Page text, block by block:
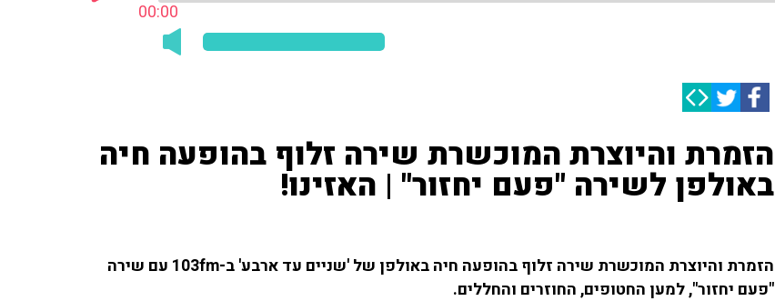
00:00
הזמרת והיוצרת המוכשרת שירה זלוף בהופעה חיה
באולפן לשירה "פעם יחזור" | האזינו!
הזמרת והיוצרת המוכשרת שירה זלוף בהופעה חיה באולפן של 'שניים עד ארבע' ב-103fm עם שירה
"פעם יחזור", למען החטופים, החוזרים והחללים.